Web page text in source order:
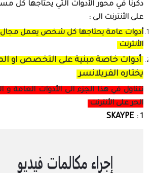
دكرنا في محور الأدوات التي يحتاجها كل
على الأنترنت الى :
أدوات عامة يحتاجها كل شخص يعمل مجال
الأنترنت
أدوات خاصة مبنية على التخصص او
يختاره الفريلانسر
نتناول في هذا الجزء الى الأدوات العامة
الحر على الأنترنت
1 :
SKAYPE